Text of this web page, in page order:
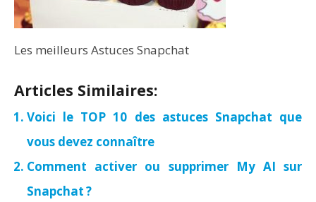
Les meilleurs Astuces Snapchat
Articles Similaires:
Voici le TOP 10 des astuces Snapchat que
vous devez connaître
Comment activer ou supprimer My AI sur
Snapchat ?